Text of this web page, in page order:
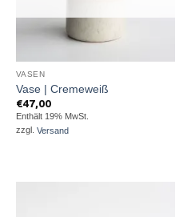
VASEN
Vase | Cremeweiß
€47,00
Enthält 19% MwSt.
zzgl. Versand